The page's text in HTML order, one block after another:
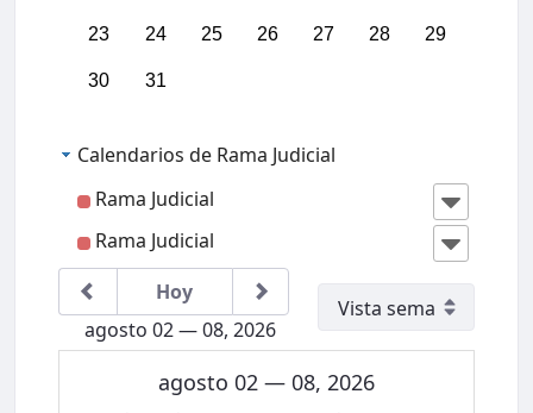
23 24 25 26 27 28 29
30 31
Calendarios de Rama Judicial
Rama Judicial
Rama Judicial
Hoy
agosto 02 — 08, 2026
agosto 02 — 08, 2026